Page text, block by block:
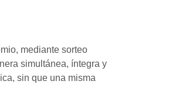
mediante sorteo
simultánea, íntegra y
sin que una misma